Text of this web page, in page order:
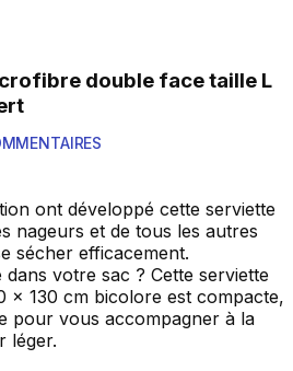
reviews
ont développé cette serviette
nageurs et de tous les autres
sécher efficacement.
votre sac ? Cette serviette
x 130 cm bicolore est compacte,
pour vous accompagner à la
léger.